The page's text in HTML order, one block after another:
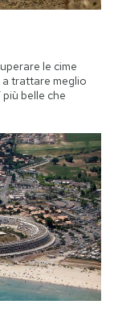
le cime
trattare meglio
belle che